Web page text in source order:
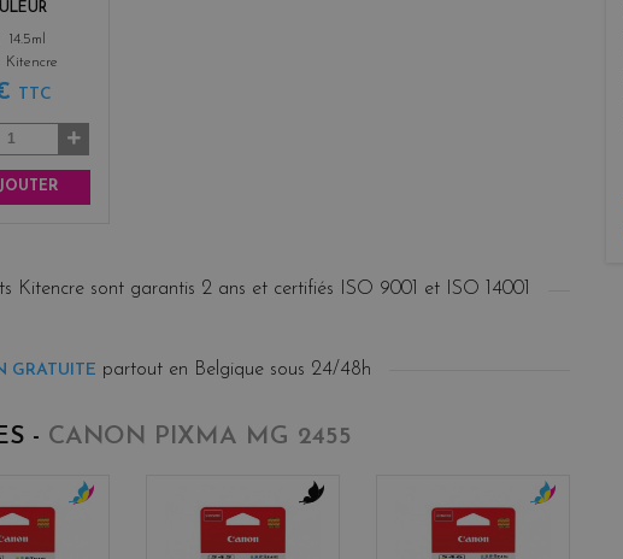
14.5ml
Kitencre
TTC
Kitencre sont garantis 2 ans et certifiés ISO 9001 et ISO 14001
GRATUITE partout en Belgique sous 24/48h
- CANON PIXMA MG 2455